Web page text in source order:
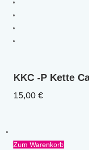
KKC -P Kette
15,00€
Zum Warenkorb